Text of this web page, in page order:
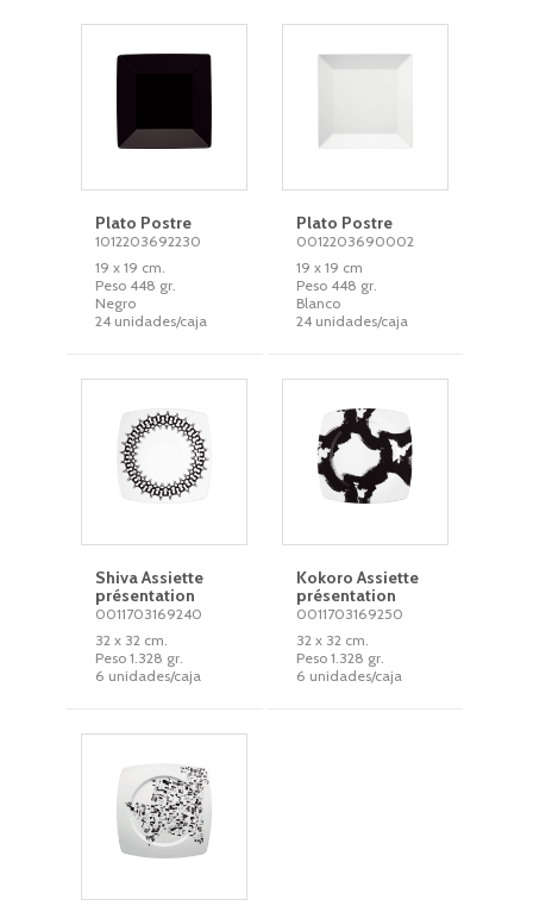
Plato Postre
1012203692230
19 x 19 cm.
Peso 448 gr.
Negro
24 unidades/caja
Plato Postre
0012203690002
19 x 19 cm
Peso 448 gr.
Blanco
24 unidades/caja
Shiva Assiette
présentation
0011703169240
32 x 32 cm.
Peso 1.328 gr.
6 unidades/caja
Kokoro Assiette
présentation
0011703169250
32 x 32 cm.
Peso 1.328 gr.
6 unidades/caja